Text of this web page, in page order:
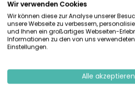
Hügellandschaft genießen. Und
langen Radtour oder Wanderung
können Sie im renovierten Lakeside
Gerichte genießen.
sogar mit Whirlpool
Von Ihrer Terrasse aus haben Sie
Wir verwenden Cookies
Wir können diese zur Analyse unserer
unsere Webseite zu verbessern,
und Ihnen ein großartiges Webseiten-
Informationen zu den von uns
Einstellungen.
Alle akzeptieren